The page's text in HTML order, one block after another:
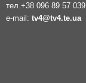
тел. +38 096 89 57 039
e-mail: tv4@tv4.te.ua